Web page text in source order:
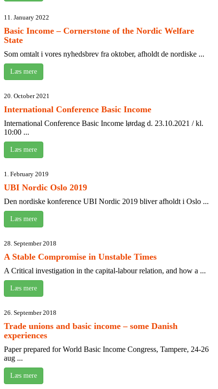
11. January 2022
Basic Income – Cornerstone of the Nordic Welfare
State
Som omtalt i vores nyhedsbrev fra oktober, afholdt de nordiske ...
Læs mere
20. October 2021
International Conference Basic Income
International Conference Basic Income lørdag d. 23.10.2021 / kl.
10:00 ...
Læs mere
1. February 2019
UBI Nordic Oslo 2019
Den nordiske konference UBI Nordic 2019 bliver afholdt i Oslo ...
Læs mere
28. September 2018
A Stable Compromise in Unstable Times
A Critical investigation in the capital-labour relation, and how a ...
Læs mere
26. September 2018
Trade unions and basic income – some Danish
experiences
Paper prepared for World Basic Income Congress, Tampere, 24-26
aug ...
Læs mere